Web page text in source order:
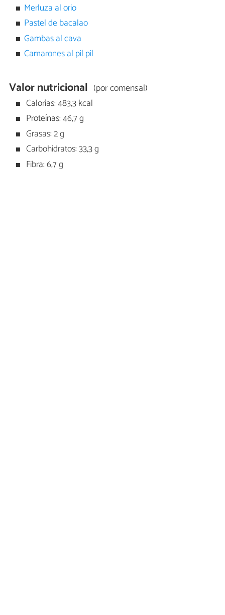
Merluza al orio
Pastel de bacalao
Gambas al cava
Camarones al pil pil
Valor nutricional (por comensal)
Calorías: 483,3 kcal
Proteínas: 46,7 g
Grasas: 2 g
Carbohidratos: 33,3 g
Fibra: 6,7 g